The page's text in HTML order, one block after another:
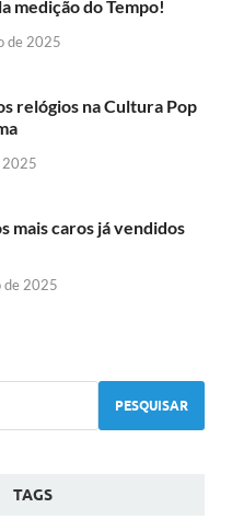
medição do Tempo!
de 2025
relógios na Cultura Pop
2025
mais caros já vendidos
de 2025
PESQUISAR
TAGS